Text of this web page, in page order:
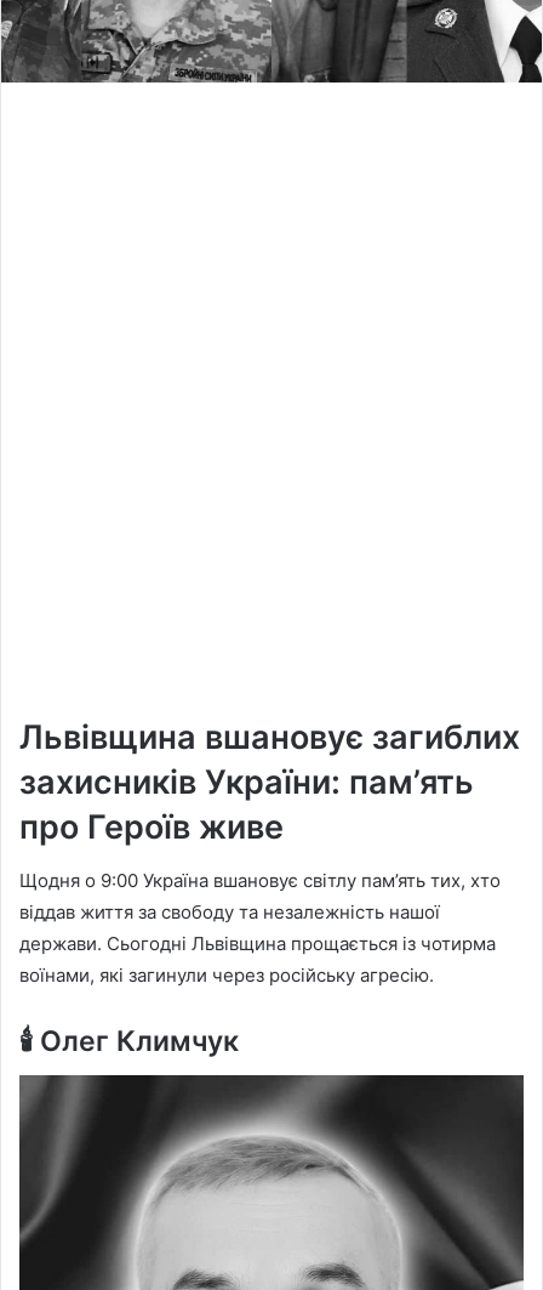
Львівщина вшановує загиблих
захисників України: пам’ять
про Героїв живе
Щодня о 9:00 Україна вшановує світлу пам’ять тих, хто
віддав життя за свободу та незалежність нашої
держави. Сьогодні Львівщина прощається із чотирма
воїнами, які загинули через російську агресію.
🕯 Олег Климчук